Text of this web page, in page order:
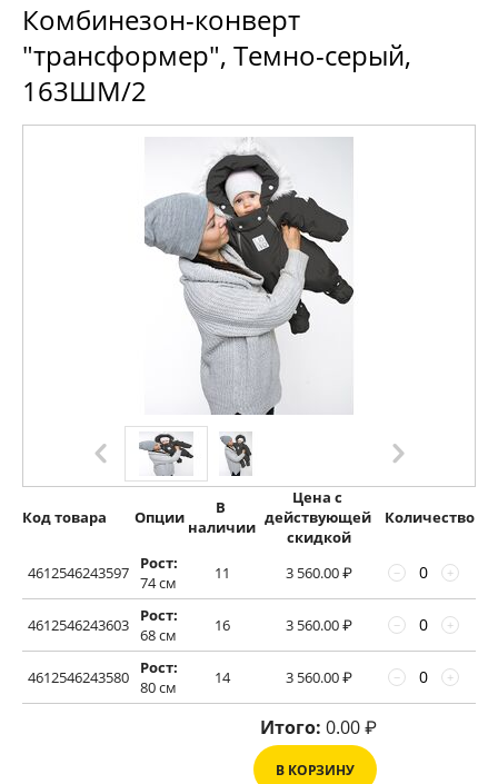
Комбинезон-конверт
"трансформер", Темно-серый,
163ШМ/2
Код товара Опции
В
наличии
Цена с
действующей
скидкой
Количество
4612546243597
Рост:
74 см
11 3 560.00₽ +
−
4612546243603
Рост:
68 см
16 3 560.00₽ +
−
4612546243580
Рост:
80 см
14 3 560.00₽ +
−
Итого: 0.00₽
В КОРЗИНУ